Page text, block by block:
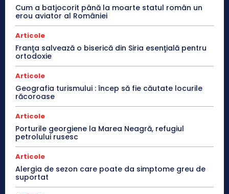
Cum a batjocorit până la moarte statul român un
erou aviator al României
Articole
Franţa salvează o biserică din Siria esenţială pentru
ortodoxie
Articole
Geografia turismului : încep să fie căutate locurile
răcoroase
Articole
Porturile georgiene la Marea Neagră, refugiul
petrolului rusesc
Articole
Alergia de sezon care poate da simptome greu de
suportat